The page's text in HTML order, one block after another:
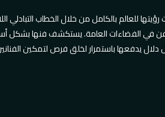
للعالم بالكامل من خلال الخطاب التبادلي
في الفضاءات العامة. يستكشف فنها بشكل
دلال يدفعها باستمرار لخلق فرص لتمكين